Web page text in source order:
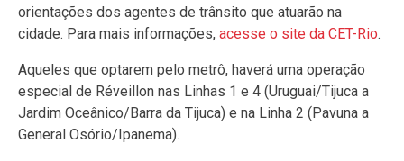
orientações dos agentes de trânsito que atuarão na
cidade. Para mais informações, acesse o site da CET-Rio.
Aqueles que optarem pelo metrô, haverá uma operação
especial de Réveillon nas Linhas 1 e 4 (Uruguai/Tijuca a
Jardim Oceânico/Barra da Tijuca) e na Linha 2 (Pavuna a
General Osório/Ipanema).